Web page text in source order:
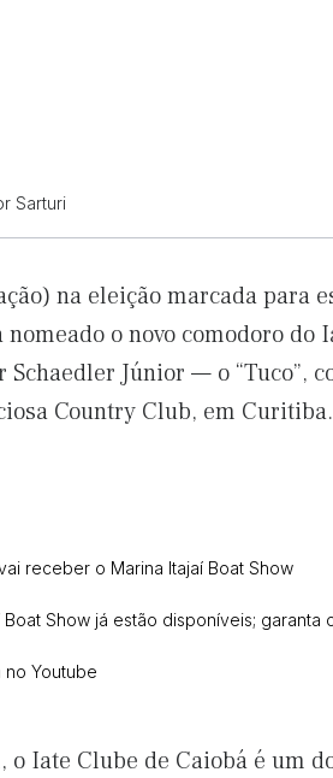
Sarturi
na eleição marcada para
nomeado o novo comodoro
Schaedler Júnior — o “Tuco”,
Country Club, em Curitiba.
receber o Marina Itajaí Boat Show
Show já estão disponíveis; garanta
no Youtube
o Iate Clube de Caiobá é um